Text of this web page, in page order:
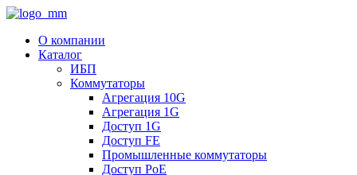
О компании
Каталог
ИБП
Коммутаторы
Агрегация 10G
Агрегация 1G
Доступ 1G
Доступ FE
Промышленные коммутаторы
Доступ PoE